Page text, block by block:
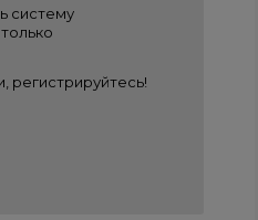
систему
регистрируйтесь!